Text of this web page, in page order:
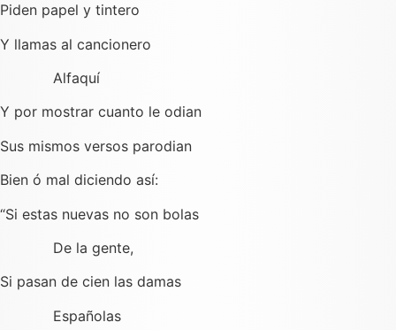
Piden papel y tintero
Y llamas al cancionero
Alfaquí
Y por mostrar cuanto le odian
Sus mismos versos parodian
Bien ó mal diciendo así:
“Si estas nuevas no son bolas
De la gente,
Si pasan de cien las damas
Españolas